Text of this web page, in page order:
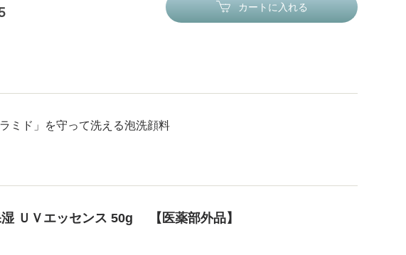
カートに入れる
ミド」を守って洗える泡洗顔料
ＵＶエッセンス 50g 【医薬部外品】